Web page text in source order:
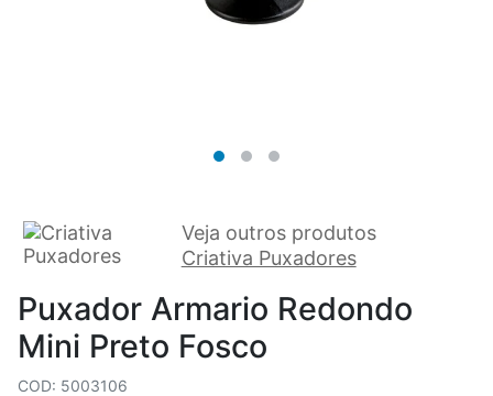
Veja outros produtos
Criativa Puxadores
Puxador Armario Redondo
Mini Preto Fosco
COD: 5003106